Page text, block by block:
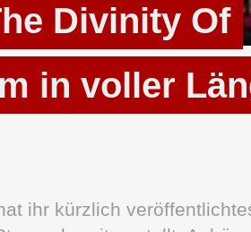
Divinity Of
in voller
ihr kürzlich